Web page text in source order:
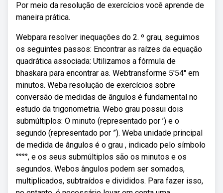
Por meio da resolução de exercícios você aprende de
maneira prática.
Webpara resolver inequações do 2. º grau, seguimos
os seguintes passos: Encontrar as raízes da equação
quadrática associada: Utilizamos a fórmula de
bhaskara para encontrar as. Webtransforme 5'54'' em
minutos. Weba resolução de exercícios sobre
conversão de medidas de ângulos é fundamental no
estudo da trigonometria. Webo grau possui dois
submúltiplos: O minuto (representado por ’) e o
segundo (representado por ”). Weba unidade principal
de medida de ângulos é o grau , indicado pelo símbolo
°°°°, e os seus submúltiplos são os minutos e os
segundos. Webos ângulos podem ser somados,
multiplicados, subtraídos e divididos. Para fazer isso,